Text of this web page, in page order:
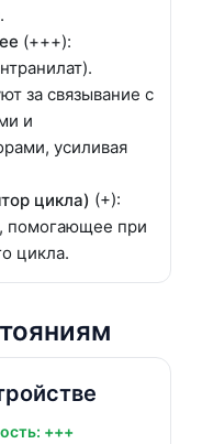
(+++):
за связывание с
и
усиливая
цикла) (+):
помогающее при
цикла.
+++